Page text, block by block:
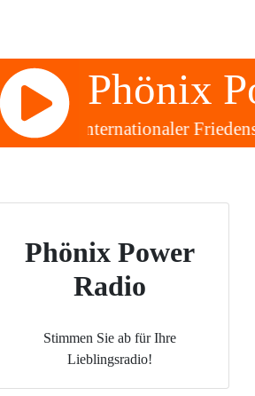
Phönix
✽✽✽ Internationaler
Phönix Power
Radio
Stimmen Sie ab für Ihre
Lieblingsradio!